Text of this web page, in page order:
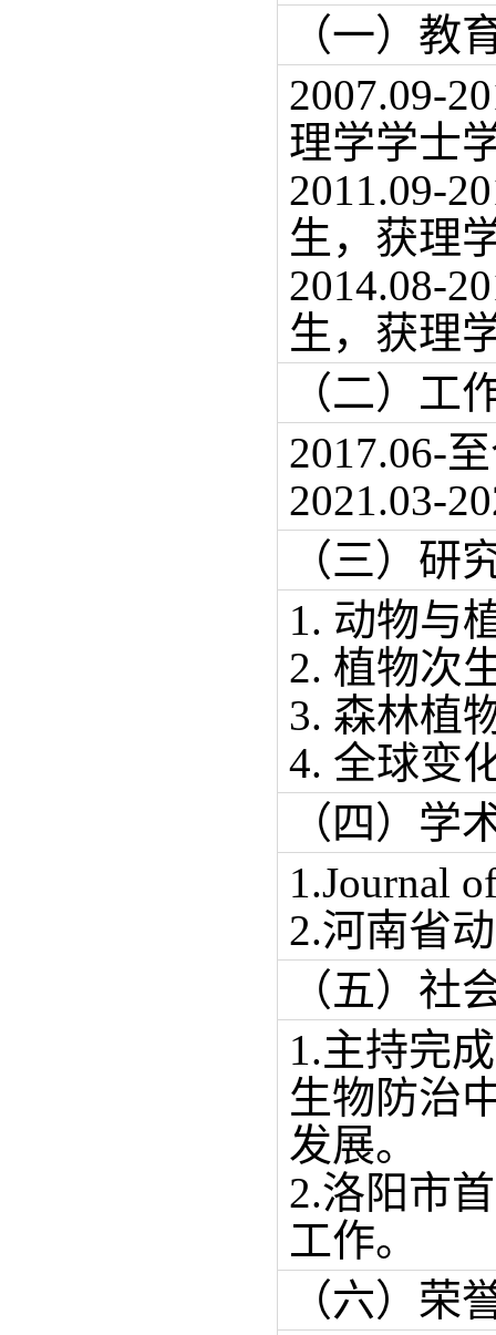
（一）教
2007.09-
理学学士
2011.09-
生，获理
2014.08-
生，获理
（二）工
2017.06-
2021.03-
（三）研
1. 动物与
2. 植物次
3. 森林植
4. 全球变
（四）学
1.Journal
2.河南省
（五）社
1.主持完
生物防治
发展。
2.洛阳市
工作。
（六）荣